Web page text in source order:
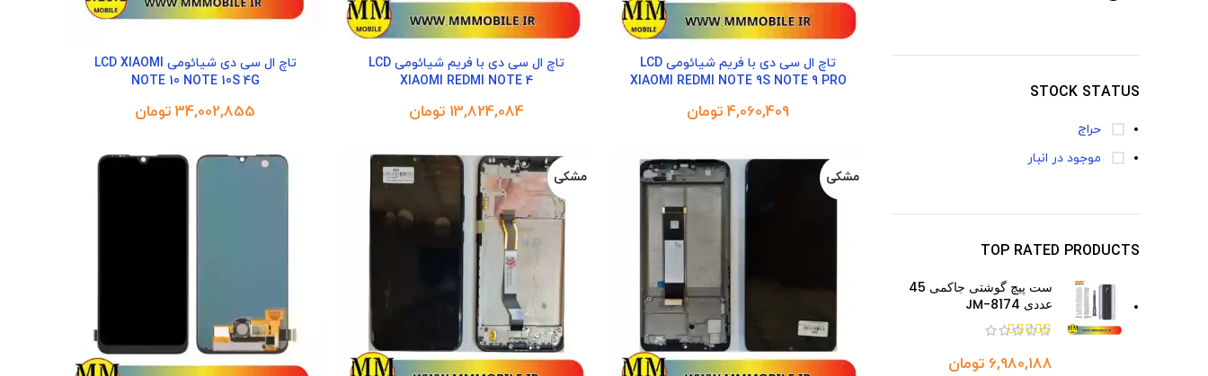
STOCK STATUS
حراج
موجود در انبار
TOP RATED PRODUCTS
ست پیچ گوشتی جاکمی 45
عددی JM-8174
تومان
تاچ ال سی دی با فریم شیائومی LCD
XIAOMI REDMI NOTE 9S NOTE 9 PRO
تومان
تاچ ال سی دی با فریم شیائومی LCD
XIAOMI REDMI NOTE 4
تومان
تاچ ال سی دی شیائومی LCD XIAOMI
NOTE 10 NOTE 10S 4G
تومان
مشکی مشکی